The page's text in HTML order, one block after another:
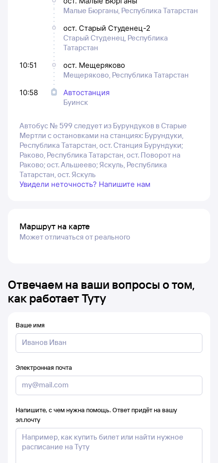
Малые Бюрганы, Республика Татарстан
ост. Старый Студенец-2
Старый Студенец, Республика
Татарстан
10:51
ост. Мещеряково
Мещеряково, Республика Татарстан
10:58
Автостанция
Буинск
Автобус № 599 следует из Бурундуков в Старые
Мертли с остановками на станциях: Бурундуки,
Республика Татарстан, ост. Станция Бурундуки;
Раково, Республика Татарстан, ост. Поворот на
Раково; ост. Альшеево; Яскуль, Республика
Татарстан, ост. Яскуль
Увидели неточность? Напишите нам
Маршрут на карте
Может отличаться от реального
Отвечаем на ваши вопросы о том,
как работает Туту
Ваше имя
Электронная почта
Напишите, с чем нужна помощь. Ответ придёт на вашу
эл.почту